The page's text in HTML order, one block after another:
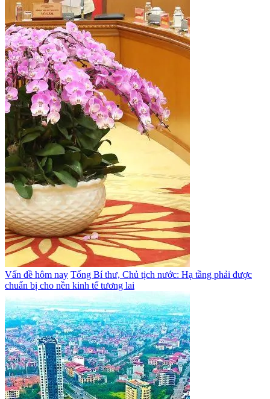
Vấn đề hôm nay Tổng Bí thư, Chủ tịch nước: Hạ tầng phải được
chuẩn bị cho nền kinh tế tương lai